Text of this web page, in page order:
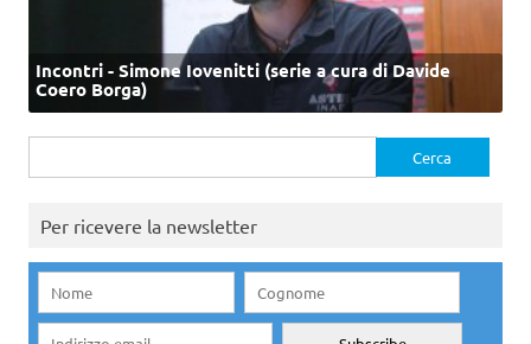
Incontri - Simone Iovenitti (serie a cura di Davide
Coero Borga)
per:
Per ricevere la newsletter